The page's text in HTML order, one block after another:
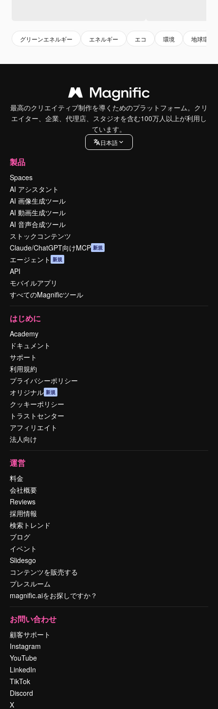
グリーンエネルギー エネルギー エコ 環境 地球環境
最高のクリエイティブ制作を導くためのプラットフォーム。クリ
エイター、企業、代理店、スタジオを含む100万人以上が利用し
ています。
日本語
製品
Spaces
AI アシスタント
AI 画像生成ツール
AI 動画生成ツール
AI 音声合成ツール
ストックコンテンツ
Claude/ChatGPT向けMCP 新規
エージェント 新規
API
モバイルアプリ
すべてのMagnificツール
はじめに
Academy
ドキュメント
サポート
利用規約
プライバシーポリシー
オリジナル 新規
クッキーポリシー
トラストセンター
アフィリエイト
法人向け
運営
料金
会社概要
Reviews
採用情報
検索トレンド
ブログ
イベント
Slidesgo
コンテンツを販売する
プレスルーム
magnific.aiをお探しですか？
お問い合わせ
顧客サポート
Instagram
YouTube
LinkedIn
TikTok
Discord
X